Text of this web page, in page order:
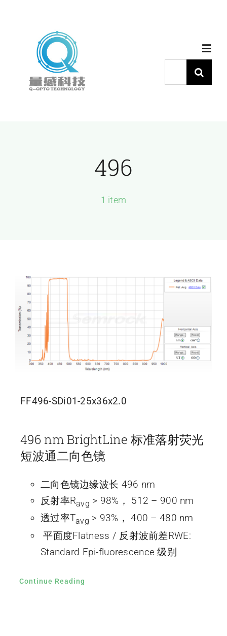
关于量感
联系我们
索：
496
1 item
FF496-SDi01-25x36x2.0
496 nm BrightLine 标准落射荧光
短波通二向色镜
二向色镜边缘波长 496 nm
反射率Ravg > 98%， 512 – 900 nm
透过率Tavg > 93%， 400 – 480 nm
平面度Flatness / 反射波前差RWE:
Standard Epi-fluorescence 级别
Continue Reading